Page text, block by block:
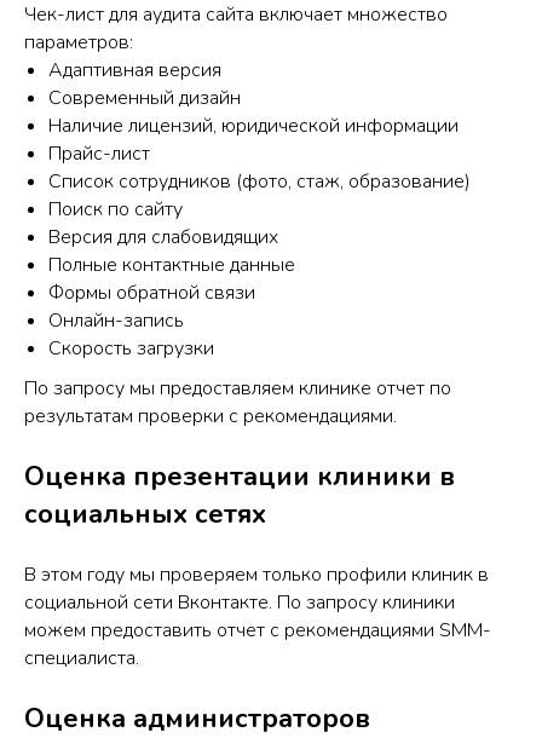
Чек-лист для аудита сайта включает множество
параметров:
Адаптивная версия
Современный дизайн
Наличие лицензий, юридической информации
Прайс-лист
Список сотрудников (фото, стаж, образование)
Поиск по сайту
Версия для слабовидящих
Полные контактные данные
Формы обратной связи
Онлайн-запись
Скорость загрузки
По запросу мы предоставляем клинике отчет по
результатам проверки с рекомендациями.
Оценка презентации клиники в
социальных сетях
В этом году мы проверяем только профили клиник в
социальной сети Вконтакте. По запросу клиники
можем предоставить отчет с рекомендациями SMM-
специалиста.
Оценка администраторов